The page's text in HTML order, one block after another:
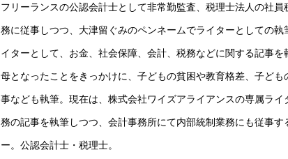
フリーランスの公認会計士として非常勤監査、税理士法人の社員
務に従事しつつ、大津留ぐみのペンネームでライターとしての執
イターとして、お金、社会保障、会計、税務などに関する記事を
母となったことをきっかけに、子どもの貧困や教育格差、子ども
事なども執筆。現在は、株式会社ワイズアライアンスの専属ライ
務の記事を執筆しつつ、会計事務所にて内部統制業務にも従事す
ー。公認会計士・税理士。